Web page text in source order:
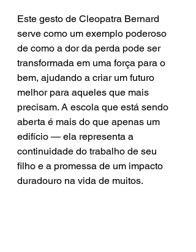
Este gesto de Cleopatra Bernard
serve como um exemplo poderoso
de como a dor da perda pode ser
transformada em uma força para o
bem, ajudando a criar um futuro
melhor para aqueles que mais
precisam. A escola que está sendo
aberta é mais do que apenas um
edifício — ela representa a
continuidade do trabalho de seu
filho e a promessa de um impacto
duradouro na vida de muitos.